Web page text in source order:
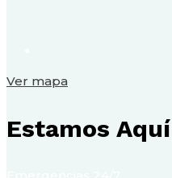
Ver mapa
Estamos